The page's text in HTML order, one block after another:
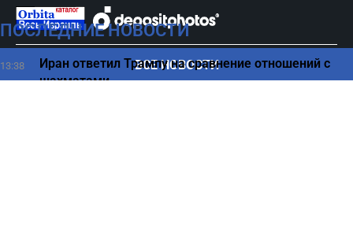
ПОСЛЕДНИЕ НОВОСТИ
13:38
Иран ответил Трампу на сравнение отношений с
шахматами
ВСЕ НОВОСТИ
сursorinfo.co.il © Все права защищены